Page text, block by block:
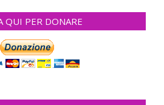
QUI PER DONARE